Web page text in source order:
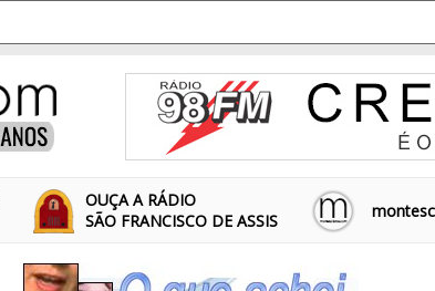
OUÇA A RÁDIO
SÃO FRANCISCO DE ASSIS